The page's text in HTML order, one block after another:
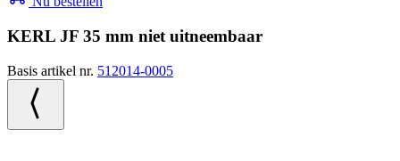
KERL JF 35 mm niet uitneembaar
Basis artikel nr. 512014-0005